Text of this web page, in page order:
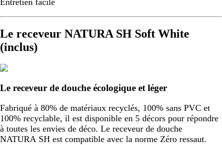
Entretien facile
Le receveur NATURA SH Soft White
(inclus)
Le receveur de douche écologique et léger
Fabriqué à 80% de matériaux recyclés, 100% sans PVC et
100% recyclable, il est disponible en 5 décors pour répondre
à toutes les envies de déco. Le receveur de douche
NATURA SH est compatible avec la norme Zéro ressaut.